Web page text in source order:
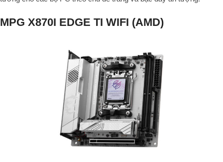
MPG X870I EDGE TI WIFI (AMD)